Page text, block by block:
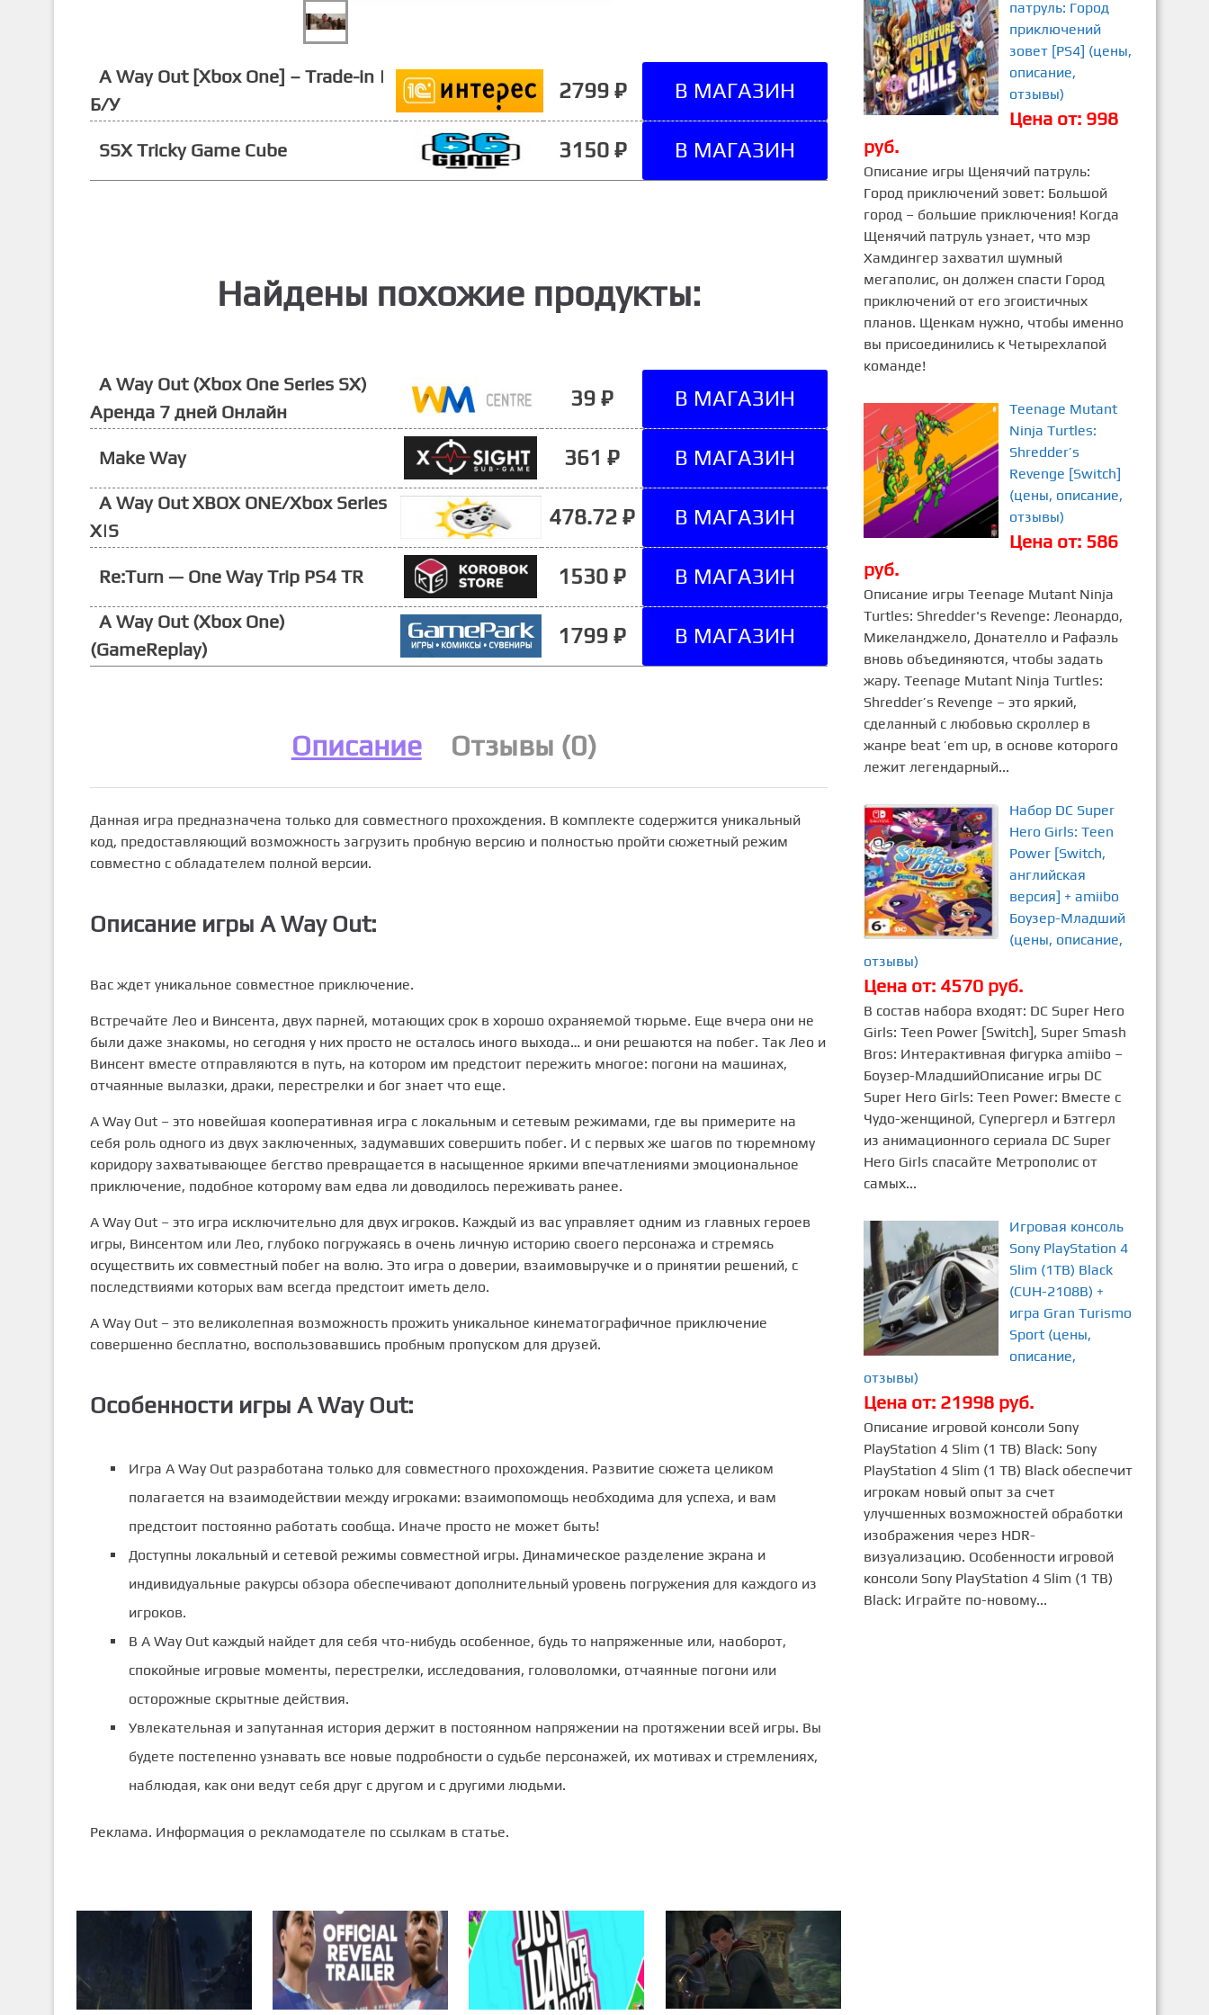
A Way Out [Xbox One] – Trade-in |
Б/У
2799 ₽
SSX Tricky Game Cube 3150 ₽
Найдены похожие продукты:
A Way Out (Xbox One Series SX)
Аренда 7 дней Онлайн
39 ₽
Make Way 361 ₽
A Way Out XBOX ONE/Xbox Series
X|S
478.72 ₽
Re:Turn — One Way Trip PS4 TR 1530 ₽
A Way Out (Xbox One)
(GameReplay)
1799 ₽
Описание Отзывы (0)
Данная игра предназначена только для совместного прохождения. В комплекте содержится уникальный
код, предоставляющий возможность загрузить пробную версию и полностью пройти сюжетный режим
совместно с обладателем полной версии.
Описание игры A Way Out:
Вас ждет уникальное совместное приключение.
Встречайте Лео и Винсента, двух парней, мотающих срок в хорошо охраняемой тюрьме. Еще вчера они не
были даже знакомы, но сегодня у них просто не осталось иного выхода… и они решаются на побег. Так Лео и
Винсент вместе отправляются в путь, на котором им предстоит пережить многое: погони на машинах,
отчаянные вылазки, драки, перестрелки и бог знает что еще.
A Way Out – это новейшая кооперативная игра с локальным и сетевым режимами, где вы примерите на
себя роль одного из двух заключенных, задумавших совершить побег. И с первых же шагов по тюремному
коридору захватывающее бегство превращается в насыщенное яркими впечатлениями эмоциональное
приключение, подобное которому вам едва ли доводилось переживать ранее.
A Way Out – это игра исключительно для двух игроков. Каждый из вас управляет одним из главных героев
игры, Винсентом или Лео, глубоко погружаясь в очень личную историю своего персонажа и стремясь
осуществить их совместный побег на волю. Это игра о доверии, взаимовыручке и о принятии решений, с
последствиями которых вам всегда предстоит иметь дело.
A Way Out – это великолепная возможность прожить уникальное кинематографичное приключение
совершенно бесплатно, воспользовавшись пробным пропуском для друзей.
Особенности игры A Way Out:
Игра A Way Out разработана только для совместного прохождения. Развитие сюжета целиком
полагается на взаимодействии между игроками: взаимопомощь необходима для успеха, и вам
предстоит постоянно работать сообща. Иначе просто не может быть!
Доступны локальный и сетевой режимы совместной игры. Динамическое разделение экрана и
индивидуальные ракурсы обзора обеспечивают дополнительный уровень погружения для каждого из
игроков.
В A Way Out каждый найдет для себя что-нибудь особенное, будь то напряженные или, наоборот,
спокойные игровые моменты, перестрелки, исследования, головоломки, отчаянные погони или
осторожные скрытные действия.
Увлекательная и запутанная история держит в постоянном напряжении на протяжении всей игры. Вы
будете постепенно узнавать все новые подробности о судьбе персонажей, их мотивах и стремлениях,
наблюдая, как они ведут себя друг с другом и с другими людьми.
Реклама. Информация о рекламодателе по ссылкам в статье.
патруль: Город
приключений
зовет [PS4] (цены,
описание,
отзывы)
Цена от: 998
руб.
Описание игры Щенячий патруль:
Город приключений зовет: Большой
город – большие приключения! Когда
Щенячий патруль узнает, что мэр
Хамдингер захватил шумный
мегаполис, он должен спасти Город
приключений от его эгоистичных
планов. Щенкам нужно, чтобы именно
вы присоединились к Четырехлапой
команде!
Teenage Mutant
Ninja Turtles:
Shredder’s
Revenge [Switch]
(цены, описание,
отзывы)
Цена от: 586
руб.
Описание игры Teenage Mutant Ninja
Turtles: Shredder's Revenge: Леонардо,
Микеланджело, Донателло и Рафаэль
вновь объединяются, чтобы задать
жару. Teenage Mutant Ninja Turtles:
Shredder’s Revenge – это яркий,
сделанный с любовью скроллер в
жанре beat ’em up, в основе которого
лежит легендарный...
Набор DC Super
Hero Girls: Teen
Power [Switch,
английская
версия] + amiibo
Боузер-Младший
(цены, описание,
отзывы)
Цена от: 4570 руб.
В состав набора входят: DC Super Hero
Girls: Teen Power [Switch], Super Smash
Bros: Интерактивная фигурка amiibo –
Боузер-МладшийОписание игры DC
Super Hero Girls: Teen Power: Вместе с
Чудо-женщиной, Супергерл и Бэтгерл
из анимационного сериала DC Super
Hero Girls спасайте Метрополис от
самых...
Игровая консоль
Sony PlayStation 4
Slim (1TB) Black
(CUH-2108B) +
игра Gran Turismo
Sport (цены,
описание,
отзывы)
Цена от: 21998 руб.
Описание игровой консоли Sony
PlayStation 4 Slim (1 TB) Black: Sony
PlayStation 4 Slim (1 TB) Black обеспечит
игрокам новый опыт за счет
улучшенных возможностей обработки
изображения через HDR-
визуализацию. Особенности игровой
консоли Sony PlayStation 4 Slim (1 TB)
Black: Играйте по-новому...